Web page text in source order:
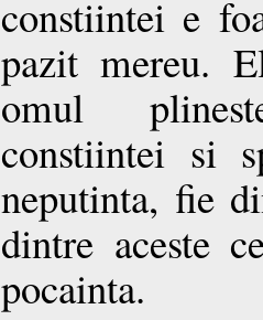
constiintei e
pazit mereu.
omul
constiintei si
neputinta, fie
dintre aceste
pocainta.